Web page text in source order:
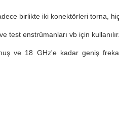
birlikte iki konektörleri torna,
test enstrümanları vb için kullanılır.
ve 18 GHz'e kadar geniş